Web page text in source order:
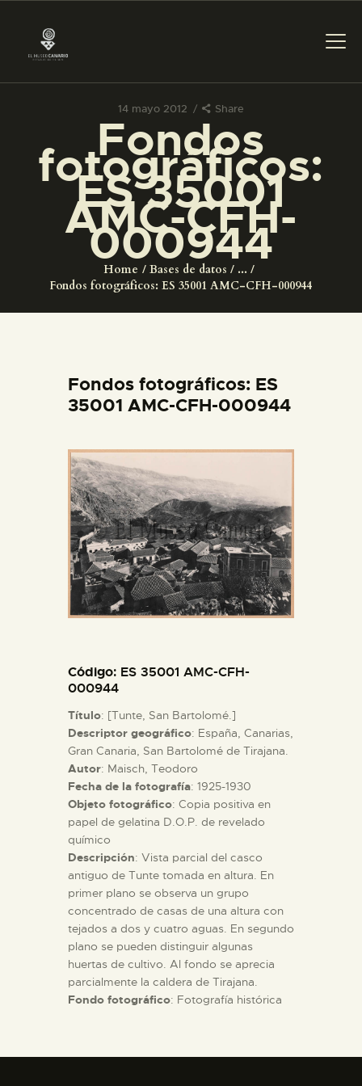
14 mayo 2012 Share
Fondos
fotográficos:
ES 35001
AMC-CFH-
000944
Home Bases de datos
...
Fondos fotográficos: ES 35001 AMC-CFH-000944
PREPARAR LA VISITA
ACTIVIDADES
█
EL MUSEO
DIDÁCTICA
PREPARAR LA VISITA
ACTIVIDADES
█
EL MUSEO
COLECCIONES
DIDÁCTICA
ESPAÑOL
Fondos fotográficos: ES
35001 AMC-CFH-000944
Código: ES 35001 AMC-CFH-
000944
Título: [Tunte, San Bartolomé.]
Descriptor geográfico: España, Canarias,
Gran Canaria, San Bartolomé de Tirajana.
Autor: Maisch, Teodoro
Fecha de la fotografía: 1925-1930
Objeto fotográfico: Copia positiva en
papel de gelatina D.O.P. de revelado
químico
Descripción: Vista parcial del casco
antiguo de Tunte tomada en altura. En
primer plano se observa un grupo
concentrado de casas de una altura con
tejados a dos y cuatro aguas. En segundo
plano se pueden distinguir algunas
huertas de cultivo. Al fondo se aprecia
parcialmente la caldera de Tirajana.
Fondo fotográfico: Fotografía histórica